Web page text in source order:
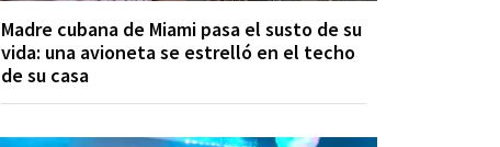
Madre cubana de Miami pasa el susto de su
vida: una avioneta se estrelló en el techo
de su casa